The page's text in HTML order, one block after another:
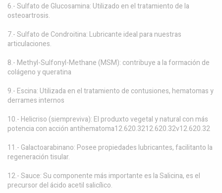
6.- Sulfato de Glucosamina: Utilizado en el tratamiento de la
osteoartrosis.
7.- Sulfato de Condroitina: Lubricante ideal para nuestras
articulaciones.
8.- Methyl-Sulfonyl-Methane (MSM): contribuye a la formación de
colágeno y queratina
9.- Escina: Utilizada en el tratamiento de contusiones, hematomas y
derrames internos
10.- Helicriso (siempreviva): El produxto vegetal y natural con más
potencia con acción antihematoma12.620.3212.620.32v12.620.32
11.- Galactoarabinano: Posee propiedades lubricantes, facilitanto la
regeneración tisular.
12.- Sauce: Su componente más importante es la Salicina, es el
precursor del ácido acetil salicílico.